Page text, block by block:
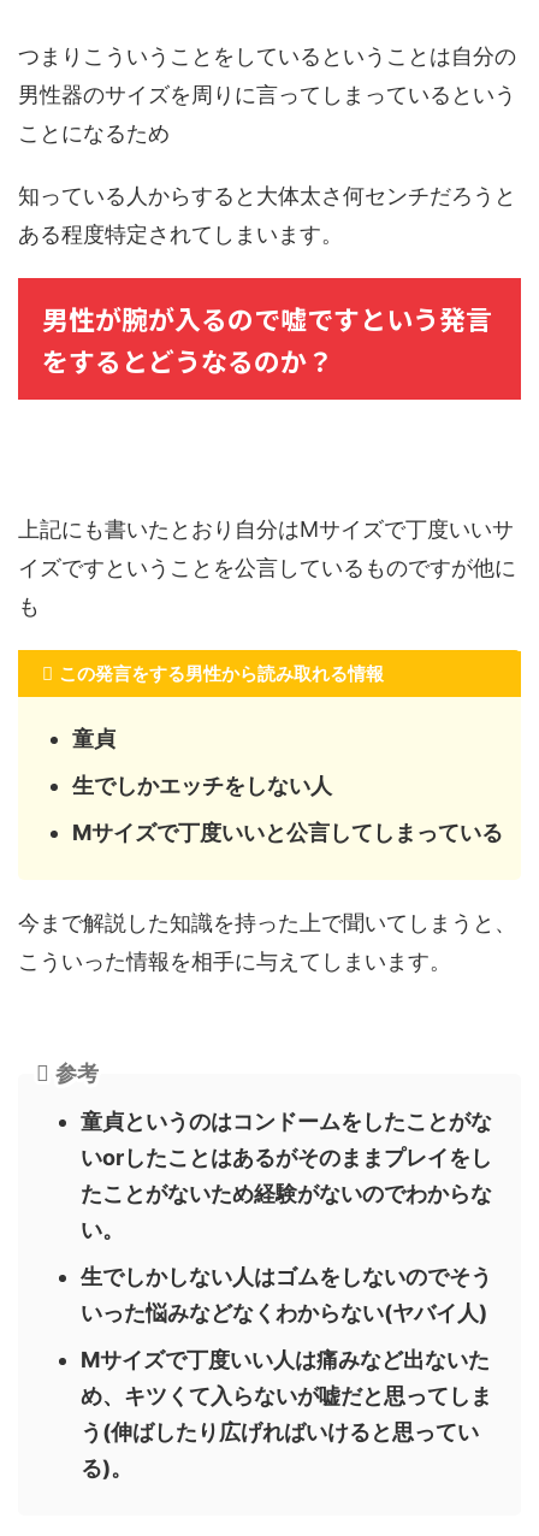
つまりこういうことをしているということは自分の
男性器のサイズを周りに言ってしまっているという
ことになるため
知っている人からすると大体太さ何センチだろうと
ある程度特定されてしまいます。
男性が腕が入るので嘘ですという発言
をするとどうなるのか？
上記にも書いたとおり自分はMサイズで丁度いいサ
イズですということを公言しているものですが他に
も
この発言をする男性から読み取れる情報
童貞
生でしかエッチをしない人
Mサイズで丁度いいと公言してしまっている
今まで解説した知識を持った上で聞いてしまうと、
こういった情報を相手に与えてしまいます。
参考
童貞というのはコンドームをしたことがな
いorしたことはあるがそのままプレイをし
たことがないため経験がないのでわからな
い。
生でしかしない人はゴムをしないのでそう
いった悩みなどなくわからない(ヤバイ人)
Mサイズで丁度いい人は痛みなど出ないた
め、キツくて入らないが嘘だと思ってしま
う(伸ばしたり広げればいけると思ってい
る)。